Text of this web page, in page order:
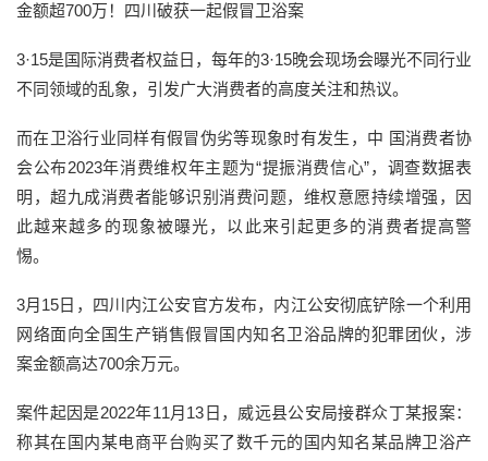
金额超700万！四川破获一起假冒卫浴案
3·15是国际消费者权益日，每年的3·15晚会现场会曝光不同行业
不同领域的乱象，引发广大消费者的高度关注和热议。
而在卫浴行业同样有假冒伪劣等现象时有发生，中 国消费者协
会公布2023年消费维权年主题为“提振消费信心”，调查数据表
明，超九成消费者能够识别消费问题，维权意愿持续增强，因
此越来越多的现象被曝光，以此来引起更多的消费者提高警
惕。
3月15日，四川内江公安官方发布，内江公安彻底铲除一个利用
网络面向全国生产销售假冒国内知名卫浴品牌的犯罪团伙，涉
案金额高达700余万元。
案件起因是2022年11月13日，威远县公安局接群众丁某报案：
称其在国内某电商平台购买了数千元的国内知名某品牌卫浴产